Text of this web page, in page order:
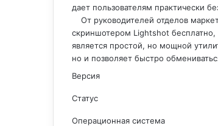
дает пользователям практически
От руководителей отделов
скриншотером Lightshot
является простой, но мощной
но и позволяет быстро
Версия
Статус
Операционная система